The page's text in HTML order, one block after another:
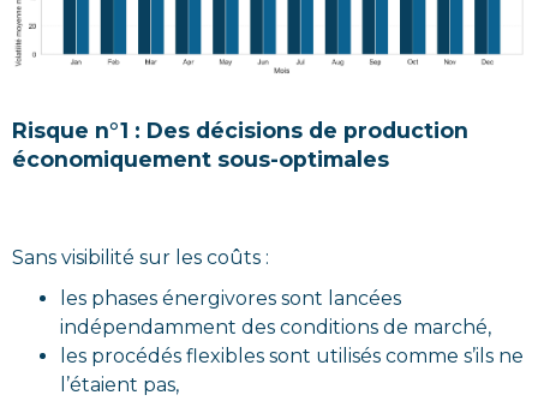
Risque n°1 : Des décisions de production
économiquement sous-optimales
Sans visibilité sur les coûts :
les phases énergivores sont lancées
indépendamment des conditions de marché,
les procédés flexibles sont utilisés comme s’ils ne
l’étaient pas,